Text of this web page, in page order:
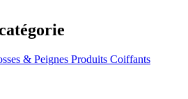
& Peignes Produits Coiffants